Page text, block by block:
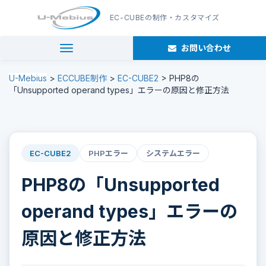
EC-CUBEの制作・カスタマイズ
navigation お問い合わせ
U-Mebius > ECCUBE制作 > EC-CUBE2 > PHP8の
「Unsupported operand types」エラーの原因と修正方法
EC-CUBE2 PHPエラー システムエラー
PHP8の「Unsupported
operand types」エラーの
原因と修正方法